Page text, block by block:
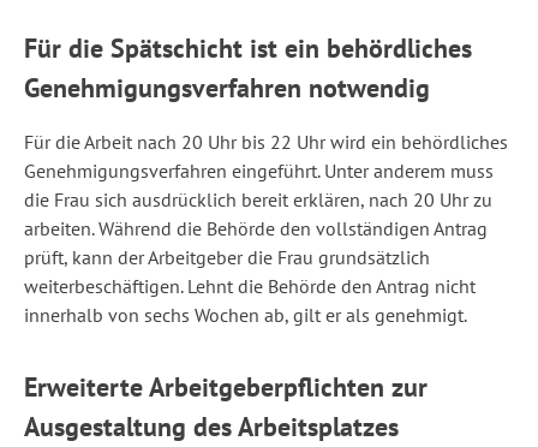
Für die Spätschicht ist ein behördliches
Genehmigungsverfahren notwendig
Für die Arbeit nach 20 Uhr bis 22 Uhr wird ein behördliches
Genehmigungsverfahren eingeführt. Unter anderem muss
die Frau sich ausdrücklich bereit erklären, nach 20 Uhr zu
arbeiten. Während die Behörde den vollständigen Antrag
prüft, kann der Arbeitgeber die Frau grundsätzlich
weiterbeschäftigen. Lehnt die Behörde den Antrag nicht
innerhalb von sechs Wochen ab, gilt er als genehmigt.
Erweiterte Arbeitgeberpflichten zur
Ausgestaltung des Arbeitsplatzes